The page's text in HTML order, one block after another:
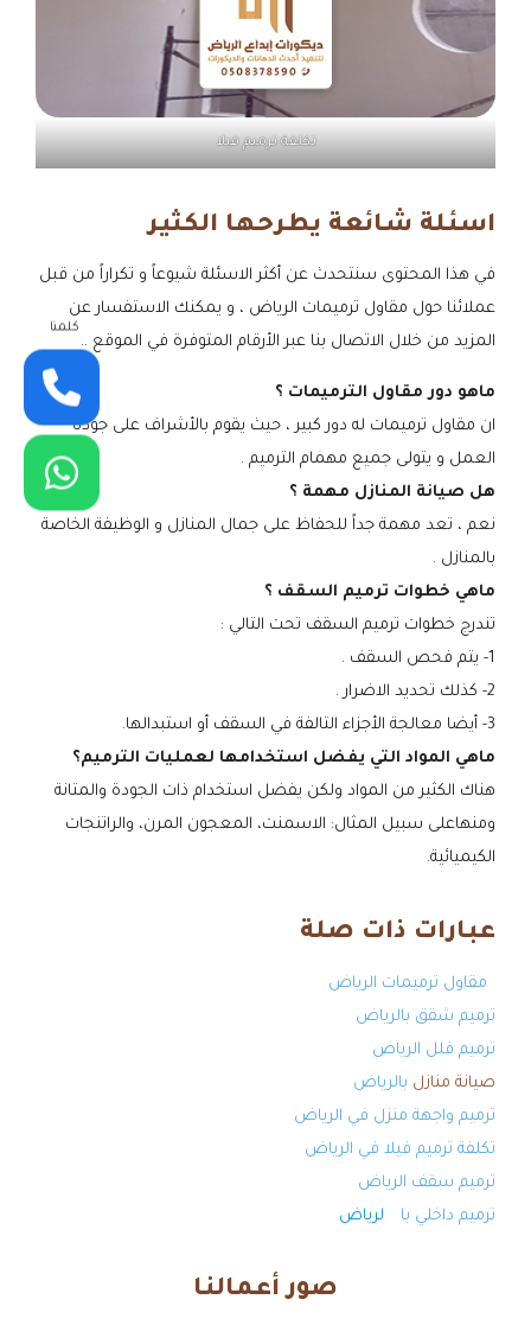
تكلفة ترميم فيلا
اسئلة شائعة يطرحها الكثير
في هذا المحتوى سنتحدث عن أكثر الاسئلة شيوعاً و تكراراً من قبل
عملائنا حول مقاول ترميمات الرياض ، و يمكنك الاستفسار عن
المزيد من خلال الاتصال بنا عبر الأرقام المتوفرة في الموقع ..
ماهو دور مقاول الترميمات ؟
ان مقاول ترميمات له دور كبير ، حيث يقوم بالأشراف على جودة
العمل و يتولى جميع مهمام الترميم .
هل صيانة المنازل مهمة ؟
نعم ، تعد مهمة جداً للحفاظ على جمال المنازل و الوظيفة الخاصة
بالمنازل .
ماهي خطوات ترميم السقف ؟
تندرج خطوات ترميم السقف تحت التالي :
1- يتم فحص السقف .
2- كذلك تحديد الاضرار .
3- أيضا معالجة الأجزاء التالفة في السقف أو استبدالها.
ماهي المواد التي يفضل استخدامها لعمليات الترميم؟
هناك الكثير من المواد ولكن يفضل استخدام ذات الجودة والمتانة
ومنهاعلى سبيل المثال: الاسمنت، المعجون المرن، والراتنجات
الكيميائية.
عبارات ذات صلة
مقاول ترميمات الرياض
ترميم شقق بالرياض
ترميم فلل الرياض
صيانة منازل بالرياض
ترميم واجهة منزل في الرياض
تكلفة ترميم فيلا في الرياض
ترميم سقف الرياض
ترميم داخلي با
لرياض
صور أعمالنا
كلمنا